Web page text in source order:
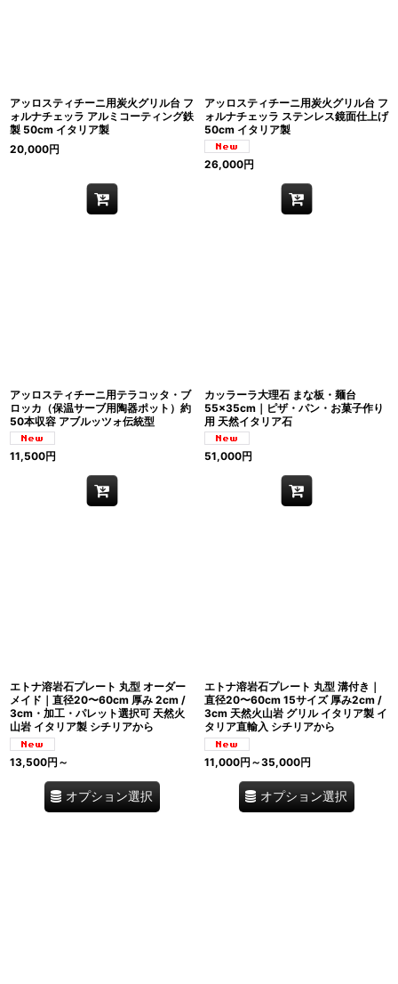
アッロスティチーニ用炭火グリル台 フ
ォルナチェッラ アルミコーティング鉄
製 50cm イタリア製
20,000円
アッロスティチーニ用炭火グリル台 フ
ォルナチェッラ ステンレス鏡面仕上げ
50cm イタリア製
26,000円
アッロスティチーニ用テラコッタ・ブ
ロッカ（保温サーブ用陶器ポット）約
50本収容 アブルッツォ伝統型
11,500円
カッラーラ大理石 まな板・麺台
55×35cm｜ピザ・パン・お菓子作り
用 天然イタリア石
51,000円
エトナ溶岩石プレート 丸型 オーダー
メイド｜直径20〜60cm 厚み 2cm /
3cm・加工・パレット選択可 天然火
山岩 イタリア製 シチリアから
13,500円 ～
オプション選択
エトナ溶岩石プレート 丸型 溝付き｜
直径20〜60cm 15サイズ 厚み2cm /
3cm 天然火山岩 グリル イタリア製 イ
タリア直輸入 シチリアから
11,000円 ～35,000円
オプション選択